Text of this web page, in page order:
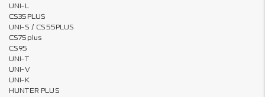
UNI-L
CS35PLUS
UNI-S / CS55PLUS
CS75plus
CS95
UNI-T
UNI-V
UNI-K
HUNTER PLUS